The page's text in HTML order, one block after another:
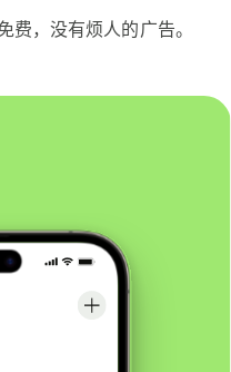
费，没有烦人的广告。